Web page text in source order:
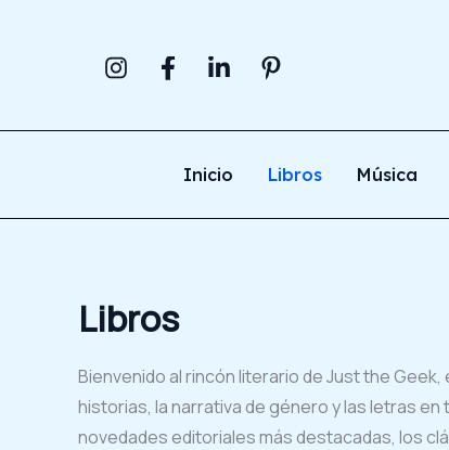
Inicio Libros Música
Libros
Bienvenido al rincón literario de Just the
historias, la narrativa de género y las letras
novedades editoriales más destacadas, los